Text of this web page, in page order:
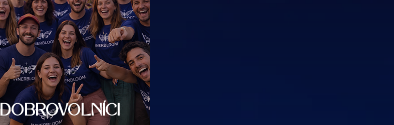
DOBROVOLNÍCI